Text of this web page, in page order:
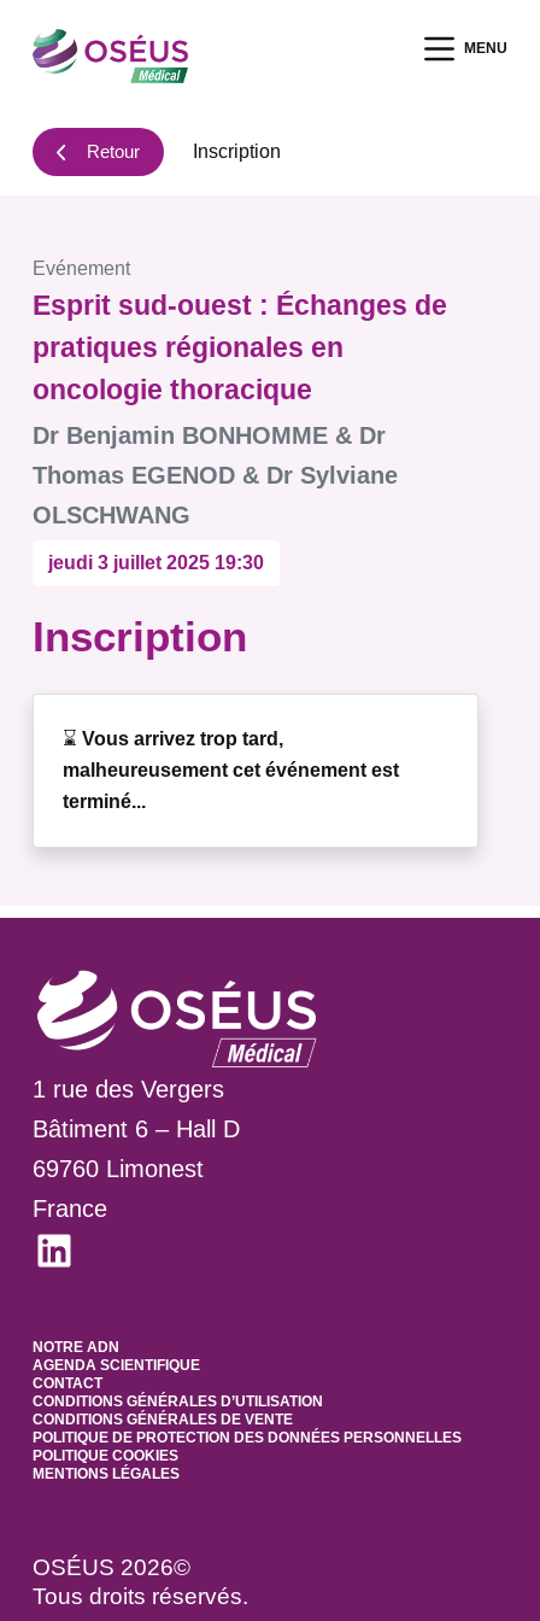
a
e
n
u
MENU
Retour Inscription
Evénement
Esprit sud-ouest : Échanges de
pratiques régionales en
oncologie thoracique
Dr Benjamin BONHOMME & Dr
Thomas EGENOD & Dr Sylviane
OLSCHWANG
jeudi 3 juillet 2025 19:30
Inscription
⌛ Vous arrivez trop tard,
malheureusement cet événement est
terminé...
1 rue des Vergers
Bâtiment 6 – Hall D
69760 Limonest
France
LinkedIn
NOTRE ADN
AGENDA SCIENTIFIQUE
CONTACT
CONDITIONS GÉNÉRALES D’UTILISATION
CONDITIONS GÉNÉRALES DE VENTE
POLITIQUE DE PROTECTION DES DONNÉES PERSONNELLES
POLITIQUE COOKIES
MENTIONS LÉGALES
OSÉUS 2026©
Tous droits réservés.